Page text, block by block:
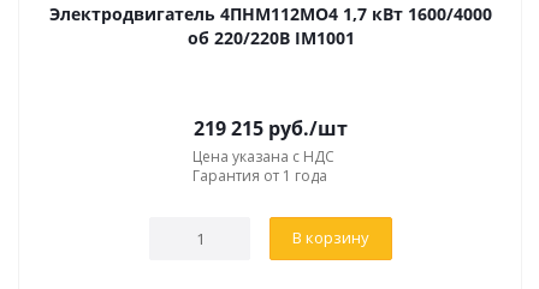
Электродвигатель 4ПНМ112МО4 1,7 кВт 1600/4000
об 220/220В IM1001
219 215 руб./шт
Цена указана с НДС
Гарантия от 1 года
В корзину